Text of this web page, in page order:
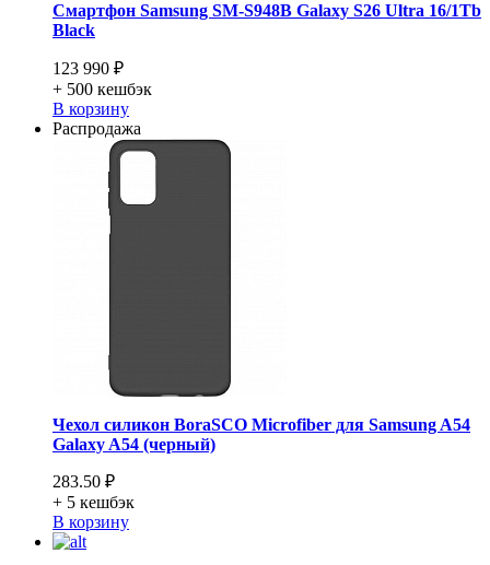
Смартфон Samsung SM-S948B Galaxy S26 Ultra 16/1Tb
Black
123 990 ₽
+ 500 кешбэк
В корзину
Распродажа
Чехол силикон BoraSCO Microfiber для Samsung A54
Galaxy A54 (черный)
283.50 ₽
+ 5 кешбэк
В корзину